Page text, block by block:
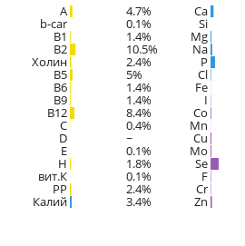
A
4.7%
b-car 0.1%
В1 1.4%
B2 10.5%
Холин 2.4%
B5 5%
B6 1.4%
B9 1.4%
B12 8.4%
C 0.4%
D ~
E 0.1%
H 1.8%
вит.К 0.1%
PP 2.4%
Калий 3.4%
Ca
Si
Mg
Na
P
Cl
Fe
I
Co
Mn
Cu
Mo
Se
F
Cr
Zn